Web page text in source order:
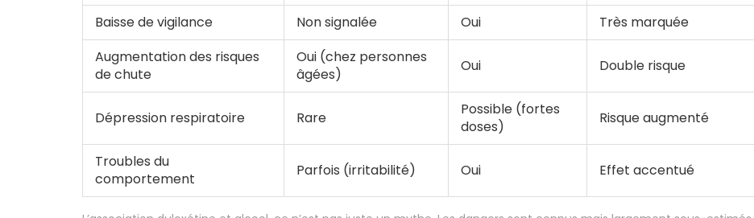
Baisse de vigilance
Non signalée Oui
Très marquée
Augmentation des risques
de chute
Oui (chez personnes
âgées)
Oui Double risque
Dépression respiratoire Rare
Possible (fortes
doses)
Risque augmenté
Troubles du
comportement
Parfois (irritabilité) Oui Effet accentué